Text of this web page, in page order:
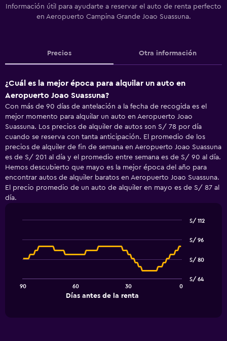
Información útil para ayudarte a reservar el auto de renta perfecto
en Aeropuerto Campina Grande Joao Suassuna.
Precios Otra información
¿Cuál es la mejor época para alquilar un auto en
Aeropuerto Joao Suassuna?
Con más de 90 días de antelación a la fecha de recogida es el
mejor momento para alquilar un auto en Aeropuerto Joao
Suassuna. Los precios de alquiler de autos son S/ 78 por día
cuando se reserva con tanta anticipación. El promedio de los
precios de alquiler de fin de semana en Aeropuerto Joao Suassuna
es de S/ 201 al día y el promedio entre semana es de S/ 90 al día.
Hemos descubierto que mayo es la mejor época del año para
encontrar autos de alquiler baratos en Aeropuerto Joao Suassuna.
El precio promedio de un auto de alquiler en mayo es de S/ 87 al
día.
chart
The
Días antes de la renta
90 60 30 0
S/ 64
S/ 80
S/ 96
S/ 112